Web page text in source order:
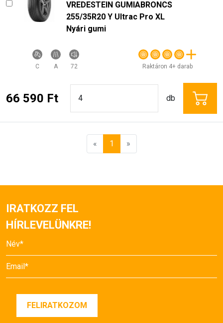
VREDESTEIN GUMIABRONCS
255/35R20 Y Ultrac Pro XL
Nyári gumi
C A 72 Raktáron 4+ darab
66 590 Ft db
« 1 »
IRATKOZZ FEL
HÍRLEVELÜNKRE!